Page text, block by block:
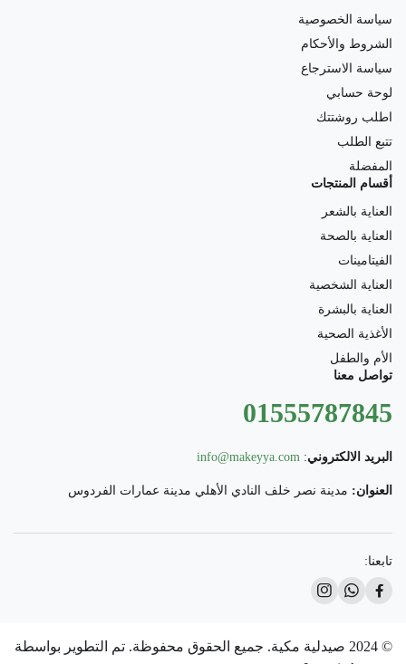
سياسة الخصوصية
الشروط والأحكام
سياسة الاسترجاع
لوحة حسابي
اطلب روشتتك
تتبع الطلب
المفضلة
أقسام المنتجات
العناية بالشعر
العناية بالصحة
الفيتامينات
العناية الشخصية
العناية بالبشرة
الأغذية الصحية
الأم والطفل
تواصل معنا
01555787845
البريد الالكتروني:
info@makeyya.com
العنوان: مدينة نصر خلف النادي الأهلي مدينة عمارات الفردوس
تابعنا:
© 2024 صيدلية مكية. جميع الحقوق محفوظة. تم التطوير بواسطة